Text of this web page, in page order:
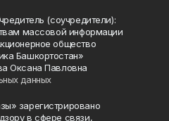
(соучредители):
массовой информации
общество
Башкортостан»
Оксана Павловна
данных
зарегистрировано
в сфере связи,